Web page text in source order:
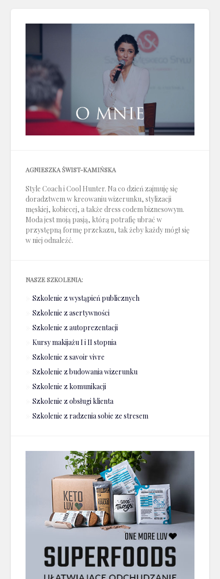
AGNIESZKA ŚWIST-KAMIŃSKA
Style Coach i Cool Hunter. Na co dzień zajmuję się
doradztwem w kreowaniu wizerunku, stylizacji
męskiej, kobiecej, a także dress codem biznesowym.
Moda jest moją pasją, którą potrafię ubrać w
przystępną formę przekazu, tak żeby każdy mógł się
w niej odnaleźć.
NASZE SZKOLENIA:
Szkolenie z wystąpień publicznych
Szkolenie z asertywności
Szkolenie z autoprezentacji
Kursy makijażu I i II stopnia
Szkolenie z savoir vivre
Szkolenie z budowania wizerunku
Szkolenie z komunikacji
Szkolenie z obsługi klienta
Szkolenie z radzenia sobie ze stresem